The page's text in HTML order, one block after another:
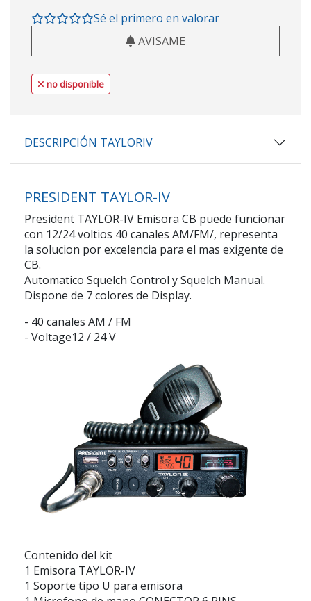
Sé el primero en valorar
AVISAME
no disponible
DESCRIPCIÓN TAYLORIV
PRESIDENT TAYLOR-IV
President TAYLOR-IV Emisora CB puede funcionar
con 12/24 voltios 40 canales AM/FM/, representa
la solucion por excelencia para el mas exigente de
CB.
Automatico Squelch Control y Squelch Manual.
Dispone de 7 colores de Display.
- 40 canales AM / FM
- Voltage12 / 24 V
Contenido del kit
1 Emisora TAYLOR-IV
1 Soporte tipo U para emisora